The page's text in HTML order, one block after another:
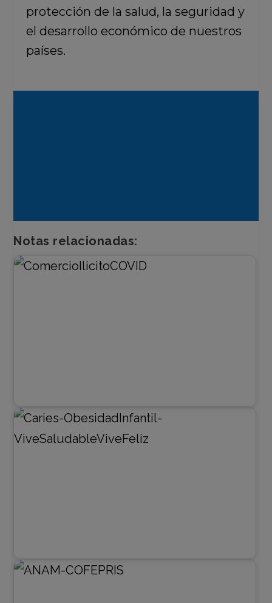
protección de la salud, la seguridad y
el desarrollo económico de nuestros
países.
Notas relacionadas: